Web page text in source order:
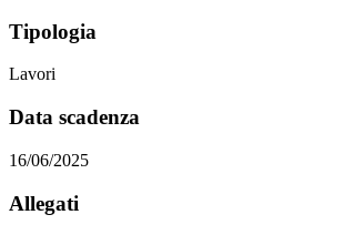
Tipologia
Lavori
Data scadenza
16/06/2025
Allegati